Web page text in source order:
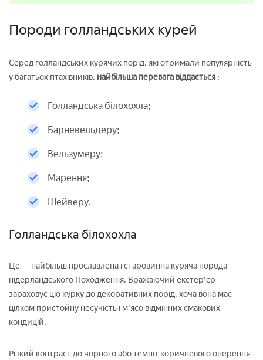
Породи голландських курей
Серед голландських курячих порід, які отримали популярність
у багатьох птахівників, найбільша перевага віддається :
Голландська білохохла;
Барневельдеру;
Вельзумеру;
Марення;
Шейверу.
Голландська білохохла
Це — найбільш прославлена і старовинна куряча порода
нідерландського Походження. Вражаючий екстер'єр
зараховує цю курку до декоративних порід, хоча вона має
цілком пристойну несучість і м'ясо відмінних смакових
кондицій.
Різкий контраст до чорного або темно-коричневого оперення